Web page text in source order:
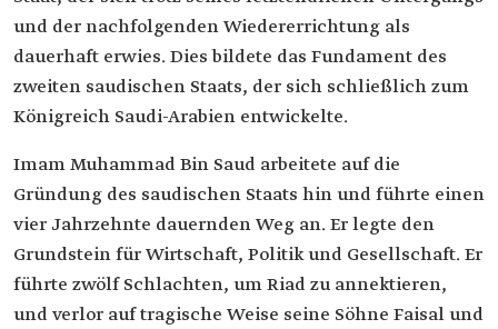
und der nachfolgenden Wiedererrichtung als
dauerhaft erwies. Dies bildete das Fundament des
zweiten saudischen Staats, der sich schließlich zum
Königreich Saudi-Arabien entwickelte.
Imam Muhammad Bin Saud arbeitete auf die
Gründung des saudischen Staats hin und führte einen
vier Jahrzehnte dauernden Weg an. Er legte den
Grundstein für Wirtschaft, Politik und Gesellschaft. Er
führte zwölf Schlachten, um Riad zu annektieren,
und verlor auf tragische Weise seine Söhne Faisal und